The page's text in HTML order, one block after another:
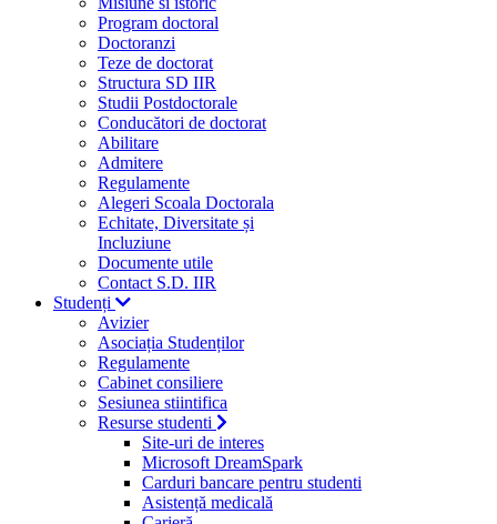
Program doctoral
Doctoranzi
Teze de doctorat
Structura SD IIR
Studii Postdoctorale
Conducători de doctorat
Abilitare
Admitere
Regulamente
Alegeri Scoala Doctorala
Echitate, Diversitate și
Incluziune
Documente utile
Contact S.D. IIR
Studenți
Avizier
Asociația Studenților
Regulamente
Cabinet consiliere
Sesiunea stiintifica
Resurse studenti
Site-uri de interes
Microsoft DreamSpark
Carduri bancare pentru studenti
Asistență medicală